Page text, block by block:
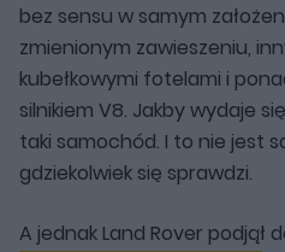
bez sensu w samym
zmienionym zawieszeniu,
kubełkowymi fotelami i
silnikiem V8. Jakby wydaje
taki samochód. I to nie jest
gdziekolwiek się sprawdzi.
A jednak Land Rover podjął